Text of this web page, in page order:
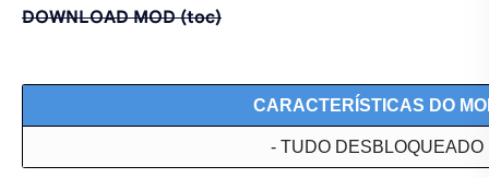
DOWNLOAD MOD (toc)
CARACTERÍSTICAS DO
- TUDO DESBLOQUEADO